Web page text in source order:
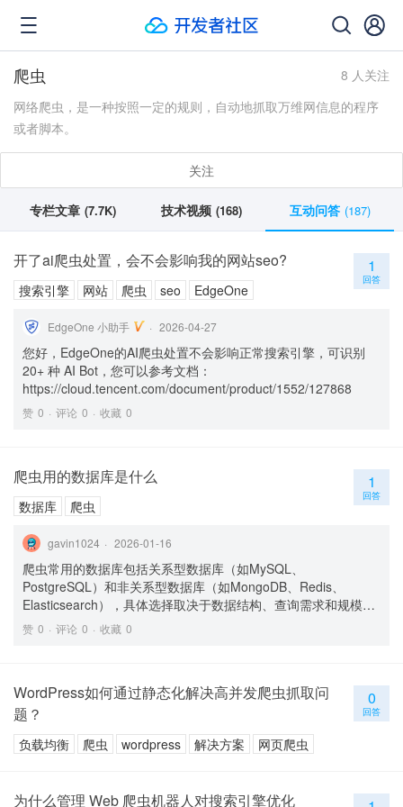
8 人关注
爬虫
网络爬虫，是一种按照一定的规则，自动地抓取万维网信息的程序
或者脚本。
关注
专栏文章 (7.7K) 技术视频 (168) 互动问答 (187)
1
回答
开了ai爬虫处置，会不会影响我的网站seo?
搜索引擎 网站 爬虫 seo EdgeOne
EdgeOne 小助手 2026-04-27
您好，EdgeOne的AI爬虫处置不会影响正常搜索引擎，可识别
20+ 种 AI Bot，您可以参考文档：
https://cloud.tencent.com/document/product/1552/127868
赞 0 评论 0 收藏 0
1
回答
爬虫用的数据库是什么
数据库 爬虫
gavin1024 2026-01-16
爬虫常用的数据库包括关系型数据库（如MySQL、
PostgreSQL）和非关系型数据库（如MongoDB、Redis、
Elasticsearch），具体选择取决于数据结构、查询需求和规模。
1. **关系型数据库（MySQL/PostgreSQL）** - **适用场景**：结
构化数据（如表格形式的商品信息、用户数据），需要复杂查询
品。 - **腾讯云相关产品**：[云数据库 MySQL]
(https://cloud.tencent.com/product/cdb) 或 [云数据库
PostgreSQL](https://cloud.tencent.com/product/postgres)，提
供高可用和自动备份。 2. **非关系型数据库（MongoDB）** - **
态（包含文本、图片链接等不定字段），直接以文档形式存入
赞 0 评论 0 收藏 0
0
回答
WordPress如何通过静态化解决高并发爬虫抓取问
题？
负载均衡 爬虫 wordpress 解决方案 网页爬虫
为什么管理 Web 爬虫机器人对搜索引擎优化